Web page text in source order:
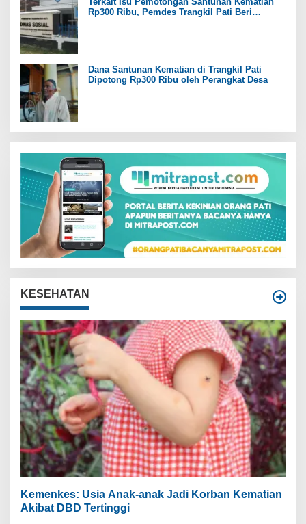
Rp300 Ribu, Pemdes Trangkil Pati Beri
Dana Santunan Kematian di Trangkil Pati
Dipotong Rp300 Ribu oleh Perangkat Desa
KESEHATAN
Kemenkes: Usia Anak-anak Jadi Korban Kematian
Akibat DBD Tertinggi